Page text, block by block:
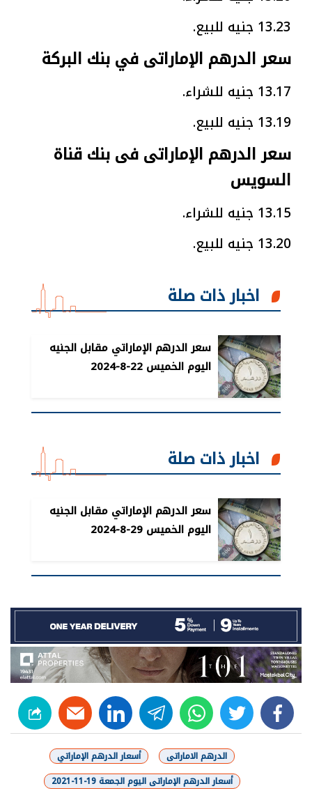
13.23 جنيه للبيع.
سعر الدرهم الإماراتى في بنك البركة
13.17 جنيه للشراء.
13.19 جنيه للبيع.
سعر الدرهم الإماراتى فى بنك قناة
السويس
13.15 جنيه للشراء.
13.20 جنيه للبيع.
اخبار ذات صلة
سعر الدرهم الإماراتي مقابل الجنيه
اليوم الخميس 22-8-2024
اخبار ذات صلة
سعر الدرهم الإماراتي مقابل الجنيه
اليوم الخميس 29-8-2024
facebook
twitter
whats
telegram
linkedin
الدرهم الاماراتى
أسعار الدرهم الإماراتي
أسعار الدرهم الإماراتى اليوم الجمعة 19-11-2021